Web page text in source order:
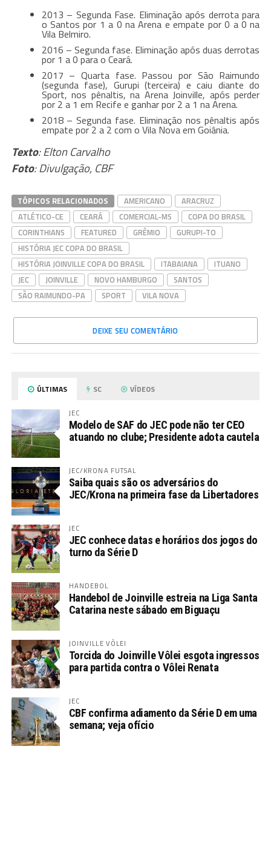
2013 – Segunda Fase. Eliminação após derrota para
o Santos por 1 a 0 na Arena e empate por 0 a 0 na
Vila Belmiro.
2016 – Segunda fase. Eliminação após duas derrotas
por 1 a 0 para o Ceará.
2017 – Quarta fase. Passou por São Raimundo
(segunda fase), Gurupi (terceira) e caiu diante do
Sport, nos pênaltis, na Arena Joinville, após perder
por 2 a 1 em Recife e ganhar por 2 a 1 na Arena.
2018 – Segunda fase. Eliminação nos pênaltis após
empate por 2 a 2 com o Vila Nova em Goiânia.
Texto: Elton Carvalho
Foto: Divulgação, CBF
TÓPICOS RELACIONADOS AMERICANO
ARACRUZ
ATLÉTICO-CE
CEARÁ COMERCIAL-MS
COPA DO BRASIL
CORINTHIANS
FEATURED GRÊMIO
GURUPI-TO
HISTÓRIA JEC COPA DO BRASIL
HISTÓRIA JOINVILLE COPA DO BRASIL
ITABAIANA
ITUANO
JEC
JOINVILLE NOVO HAMBURGO
SANTOS
SÃO RAIMUNDO-PA
SPORT VILA NOVA
DEIXE SEU COMENTÁRIO
ÚLTIMAS SC VÍDEOS
JEC
Modelo de SAF do JEC pode não ter CEO
atuando no clube; Presidente adota cautela
JEC/KRONA FUTSAL
Saiba quais são os adversários do
JEC/Krona na primeira fase da Libertadores
JEC
JEC conhece datas e horários dos jogos do
turno da Série D
HANDEBOL
Handebol de Joinville estreia na Liga Santa
Catarina neste sábado em Biguaçu
JOINVILLE VÔLEI
Torcida do Joinville Vôlei esgota ingressos
para partida contra o Vôlei Renata
JEC
CBF confirma adiamento da Série D em uma
semana; veja ofício